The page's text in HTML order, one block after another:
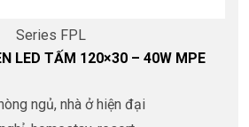
Series FPL
LED TẤM 120×30 – 40W MPE
ngủ, nhà ở hiện đại